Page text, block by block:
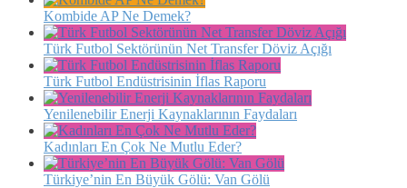
Kombide AP Ne Demek?
Türk Futbol Sektörünün Net Transfer Döviz Açığı
Türk Futbol Endüstrisinin İflas Raporu
Yenilenebilir Enerji Kaynaklarının Faydaları
Kadınları En Çok Ne Mutlu Eder?
Türkiye’nin En Büyük Gölü: Van Gölü